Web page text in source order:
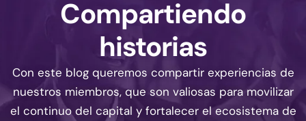
Compartiendo
historias
Con este blog queremos compartir experiencias de
nuestros miembros, que son valiosas para movilizar
el continuo del capital y fortalecer el ecosistema de